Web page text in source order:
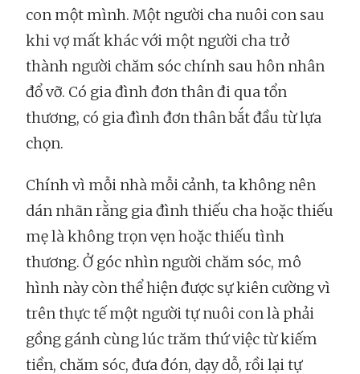
con một mình. Một người cha nuôi con sau
khi vợ mất khác với một người cha trở
thành người chăm sóc chính sau hôn nhân
đổ vỡ. Có gia đình đơn thân đi qua tổn
thương, có gia đình đơn thân bắt đầu từ lựa
chọn.
Chính vì mỗi nhà mỗi cảnh, ta không nên
dán nhãn rằng gia đình thiếu cha hoặc thiếu
mẹ là không trọn vẹn hoặc thiếu tình
thương. Ở góc nhìn người chăm sóc, mô
hình này còn thể hiện được sự kiên cường vì
trên thực tế một người tự nuôi con là phải
gồng gánh cùng lúc trăm thứ việc từ kiếm
tiền, chăm sóc, đưa đón, dạy dỗ, rồi lại tự